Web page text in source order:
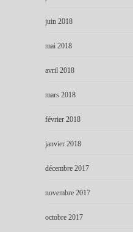
juin 2018
mai 2018
avril 2018
mars 2018
février 2018
janvier 2018
décembre 2017
novembre 2017
octobre 2017